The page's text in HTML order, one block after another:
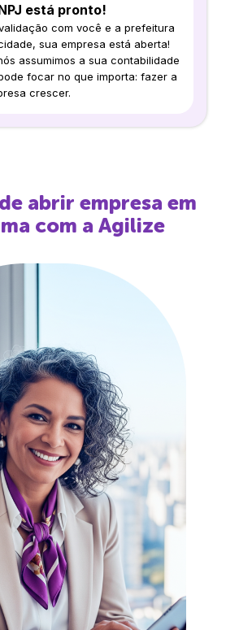
está pronto!
com você e a prefeitura
sua empresa está aberta!
assumimos a sua contabilidade
focar no que importa: fazer a
crescer.
abrir empresa em
com a Agilize